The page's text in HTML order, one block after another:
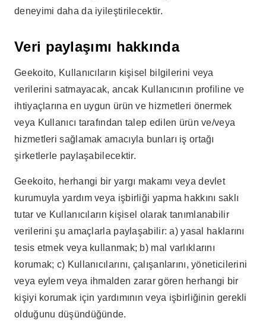
deneyimi daha da iyileştirilecektir.
Veri paylaşımı hakkında
Geekoito, Kullanıcıların kişisel bilgilerini veya
verilerini satmayacak, ancak Kullanıcının profiline ve
ihtiyaçlarına en uygun ürün ve hizmetleri önermek
veya Kullanıcı tarafından talep edilen ürün ve/veya
hizmetleri sağlamak amacıyla bunları iş ortağı
şirketlerle paylaşabilecektir.
Geekoito, herhangi bir yargı makamı veya devlet
kurumuyla yardım veya işbirliği yapma hakkını saklı
tutar ve Kullanıcıların kişisel olarak tanımlanabilir
verilerini şu amaçlarla paylaşabilir: a) yasal haklarını
tesis etmek veya kullanmak; b) mal varlıklarını
korumak; c) Kullanıcılarını, çalışanlarını, yöneticilerini
veya eylem veya ihmalden zarar gören herhangi bir
kişiyi korumak için yardımının veya işbirliğinin gerekli
olduğunu düşündüğünde.